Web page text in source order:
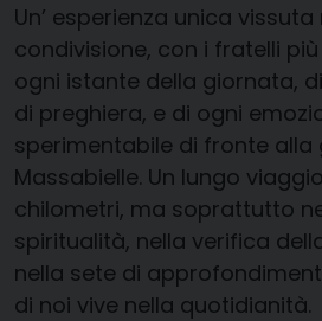
Un’ esperienza unica vissuta
condivisione, con i fratelli
ogni istante della giornata,
di preghiera, e di ogni
sperimentabile di fronte alla
Massabielle. Un lungo
chilometri, ma soprattutto
spiritualità, nella verifica
nella sete di
di noi vive nella quotidianità.